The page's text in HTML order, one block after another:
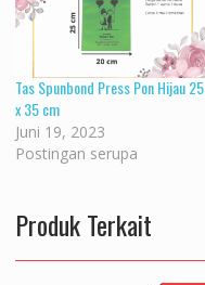
Tas Spunbond Press Pon Hijau 25
x 35 cm
Juni 19, 2023
Postingan serupa
Produk Terkait